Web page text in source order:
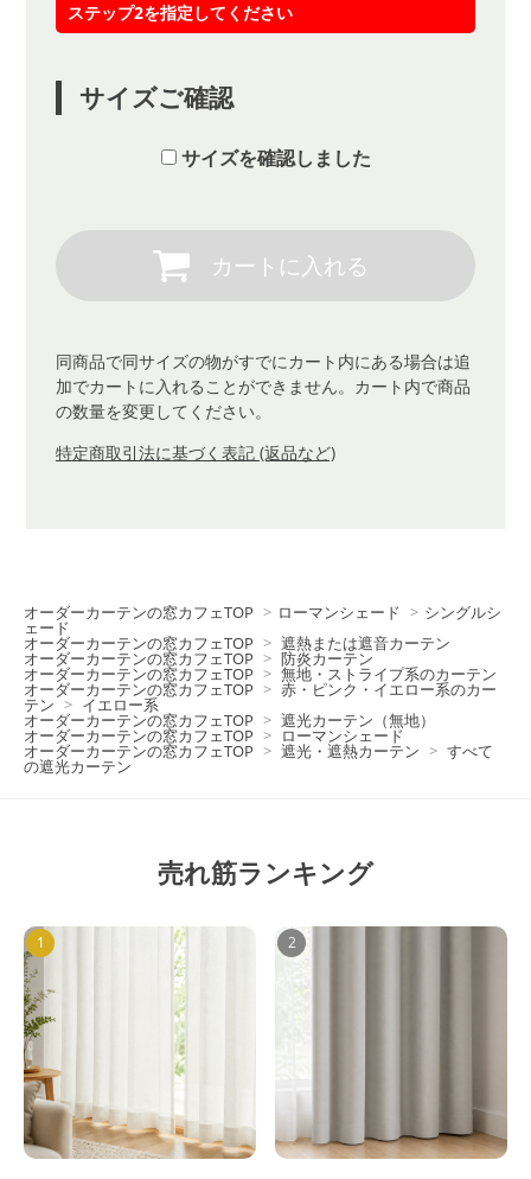
ステップ2を指定してください
サイズご確認
サイズを確認しました
同商品で同サイズの物がすでにカート内にある場合は追
加でカートに入れることができません。カート内で商品
の数量を変更してください。
特定商取引法に基づく表記 (返品など)
オーダーカーテンの窓カフェTOP > ローマンシェード > シングルシ
ェード
オーダーカーテンの窓カフェTOP > 遮熱または遮音カーテン
オーダーカーテンの窓カフェTOP > 防炎カーテン
オーダーカーテンの窓カフェTOP > 無地・ストライプ系のカーテン
オーダーカーテンの窓カフェTOP > 赤・ピンク・イエロー系のカー
テン > イエロー系
オーダーカーテンの窓カフェTOP > 遮光カーテン（無地）
オーダーカーテンの窓カフェTOP > ローマンシェード
オーダーカーテンの窓カフェTOP > 遮光・遮熱カーテン > すべて
の遮光カーテン
売れ筋ランキング
1 2